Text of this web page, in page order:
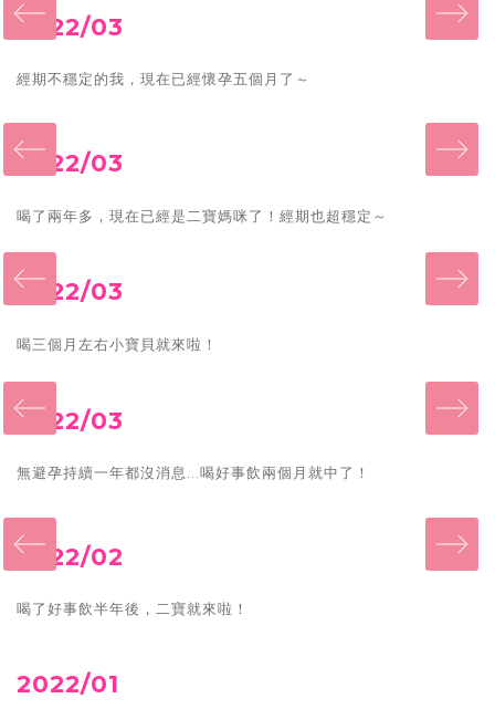
2022/03
經期不穩定的我，現在已經懷孕五個月了～
2022/03
喝了兩年多，現在已經是二寶媽咪了！經期也超穩定～
2022/03
喝三個月左右小寶貝就來啦！
2022/03
無避孕持續一年都沒消息...喝好事飲兩個月就中了！
2022/02
喝了好事飲半年後，二寶就來啦！
2022/01